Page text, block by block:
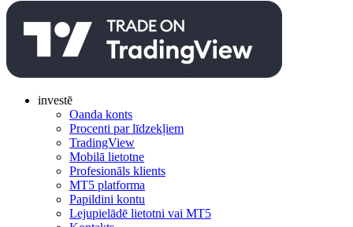
investē
Oanda konts
Procenti par līdzekļiem
TradingView
Mobilā lietotne
Profesionāls klients
MT5 platforma
Papildini kontu
Lejupielādē lietotni vai MT5